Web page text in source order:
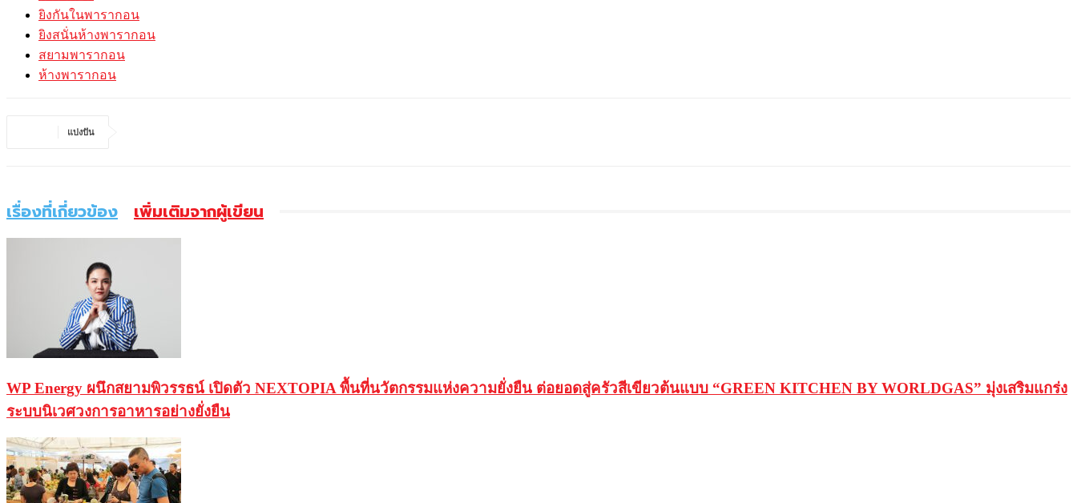
ยิงกันในพารากอน
ยิงสนั่นห้างพารากอน
สยามพารากอน
ห้างพารากอน
แบ่งปัน
เรื่องที่เกี่ยวข้อง เพิ่มเติมจากผู้เขียน
WP Energy ผนึกสยามพิวรรธน์ เปิดตัว NEXTOPIA พื้นที่นวัตกรรมแห่งความยั่งยืน ต่อยอดสู่ครัวสีเขียวต้นแบบ “GREEN KITCHEN BY WORLDGAS” มุ่งเสริมแกร่ง
ระบบนิเวศวงการอาหารอย่างยั่งยืน